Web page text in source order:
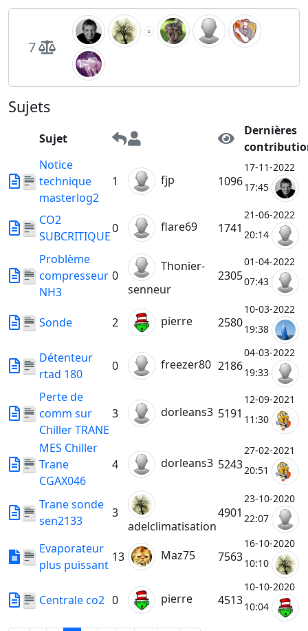
7
Sujets
Sujet
Dernières
Notice
technique
masterlog2
1 fjp 1096
17-11-2022
17:45
CO2
SUBCRITIQUE
0 flare69 1741
21-06-2022
20:14
Problème
compresseur
NH3
0
Thonier-
senneur
2305
01-04-2022
07:43
Sonde 2 pierre 2580
10-03-2022
19:38
Détenteur
rtad 180
0 freezer80 2186
04-03-2022
19:33
Perte de
comm sur
Chiller TRANE
3 dorleans3 5191
12-09-2021
11:30
MES Chiller
Trane
CGAX046
4 dorleans3 5243
27-02-2021
20:51
Trane sonde
sen2133
3
adelclimatisation
4901
23-10-2020
22:07
Evaporateur
plus puissant
13 Maz75 7563
16-10-2020
10:10
Centrale co2 0 pierre 4513
10-10-2020
10:04